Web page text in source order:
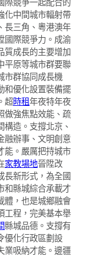
化中間城市輻射帶
長三角、粵港澳年
國際競爭力。成渝
質成長的主要增加
平原等城市群要聯
市群協同成長機
和優化設置裝備擺
超時租年夜特年夜
做強焦點效能、疏
造。支撐北京、
融辦事、文明創意
能。嚴厲把持城市
家教場地晉陞改
長新形式，為全國
和縣城綜合承載才
體，也是城鄉融會
工程，完美基本舉
縣城品德。支撐有
優化行政區劃設
業吸納才能。邊疆